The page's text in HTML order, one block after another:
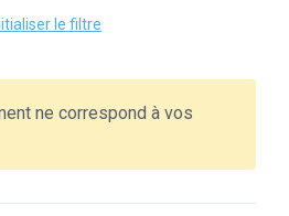
le filtre
ne correspond à vos